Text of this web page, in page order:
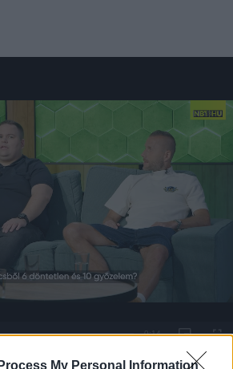
My Personal Information
Remaining
-0:14
Picture-
Picture